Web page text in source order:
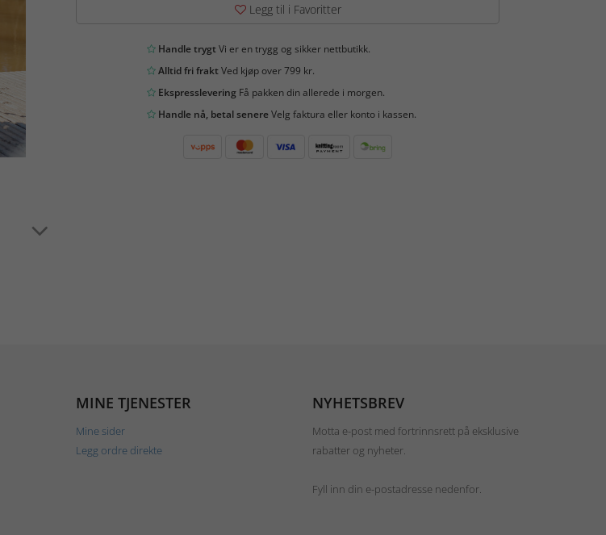
Legg til i Favoritter
Handle trygtVi er en trygg og sikker nettbutikk.
Alltid fri fraktVed kjøp over 799 kr.
EkspressleveringFå pakken din allerede i morgen.
Handle nå, betal senereVelg faktura eller konto i kassen.
MINE TJENESTER
Mine sider
Legg ordre direkte
NYHETSBREV
Motta e-post med fortrinnsrett på eksklusive
rabatter og nyheter.
Fyll inn din e-postadresse nedenfor.